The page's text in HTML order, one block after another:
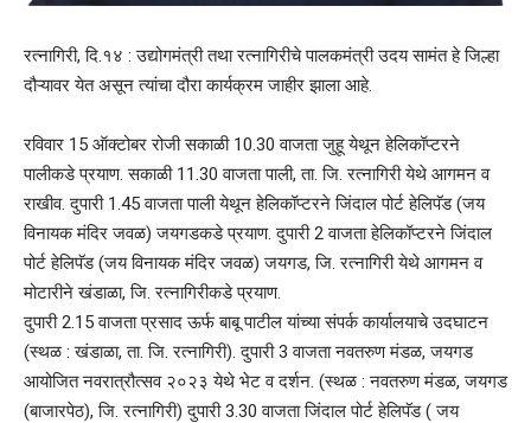
रत्नागिरी, दि.१४ : उद्योगमंत्री तथा रत्नागिरीचे पालकमंत्री उदय सामंत हे जिल्हा
दौऱ्यावर येत असून त्यांचा दौरा कार्यक्रम जाहीर झाला आहे.
रविवार 15 ऑक्टोबर रोजी सकाळी 10.30 वाजता जुहू येथून हेलिकॉप्टरने
पालीकडे प्रयाण. सकाळी 11.30 वाजता पाली, ता. जि. रत्नागिरी येथे आगमन व
राखीव. दुपारी 1.45 वाजता पाली येथून हेलिकॉप्टरने जिंदाल पोर्ट हेलिपॅड (जय
विनायक मंदिर जवळ) जयगडकडे प्रयाण. दुपारी 2 वाजता हेलिकॉप्टरने जिंदाल
पोर्ट हेलिपॅड (जय विनायक मंदिर जवळ) जयगड, जि. रत्नागिरी येथे आगमन व
मोटारीने खंडाळा, जि. रत्नागिरीकडे प्रयाण.
दुपारी 2.15 वाजता प्रसाद ऊर्फ बाबू पाटील यांच्या संपर्क कार्यालयाचे उदघाटन
(स्थळ : खंडाळा, ता. जि. रत्नागिरी). दुपारी 3 वाजता नवतरुण मंडळ, जयगड
आयोजित नवरात्रौत्सव २०२३ येथे भेट व दर्शन. (स्थळ : नवतरुण मंडळ, जयगड
(बाजारपेठ), जि. रत्नागिरी) दुपारी 3.30 वाजता जिंदाल पोर्ट हेलिपॅड ( जय